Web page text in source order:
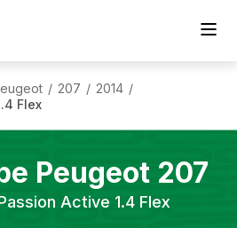
/ 207 / 2014 /
Flex
Peugeot 207
Active 1.4 Flex